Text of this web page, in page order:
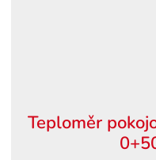
Teploměr